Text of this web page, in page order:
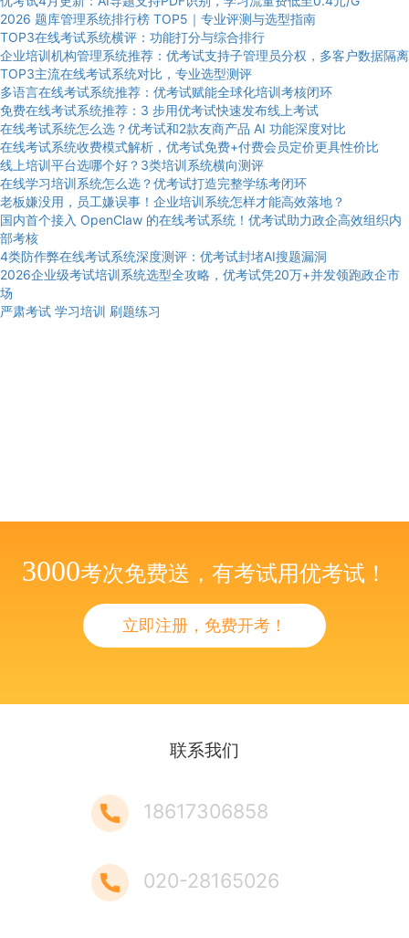
2026 题库管理系统排行榜 TOP5｜专业评测与选型指南
TOP3在线考试系统横评：功能打分与综合排行
企业培训机构管理系统推荐：优考试支持子管理员分权，多客户数据隔离
TOP3主流在线考试系统对比，专业选型测评
多语言在线考试系统推荐：优考试赋能全球化培训考核闭环
免费在线考试系统推荐：3 步用优考试快速发布线上考试
在线考试系统怎么选？优考试和2款友商产品 AI 功能深度对比
在线考试系统收费模式解析，优考试免费+付费会员定价更具性价比
线上培训平台选哪个好？3类培训系统横向测评
在线学习培训系统怎么选？优考试打造完整学练考闭环
老板嫌没用，员工嫌误事！企业培训系统怎样才能高效落地？
国内首个接入 OpenClaw 的在线考试系统！优考试助力政企高效组织内
部考核
4类防作弊在线考试系统深度测评：优考试封堵AI搜题漏洞
2026企业级考试培训系统选型全攻略，优考试凭20万+并发领跑政企市
场
严肃考试 学习培训 刷题练习
3000考次免费送，有考试用优考试！
立即注册，免费开考！
联系我们
18617306858
020-28165026